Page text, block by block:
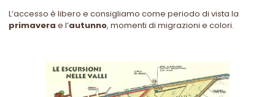
L’accesso è libero e consigliamo come periodo di vista la
primavera e l’autunno, momenti di migrazioni e colori.